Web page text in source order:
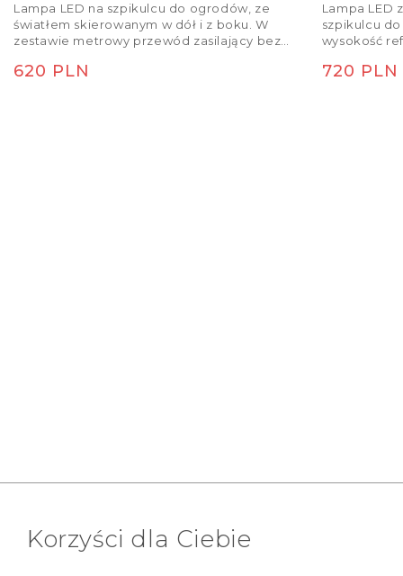
Lampa LED na szpikulcu do ogrodów, ze
światłem skierowanym w dół i z boku. W
zestawie metrowy przewód zasilający bez
Cena regularna
620 PLN
Lampa LED
szpikulcu
wysokość
zasilający
Cena
720 PLN
Korzyści dla Ciebie